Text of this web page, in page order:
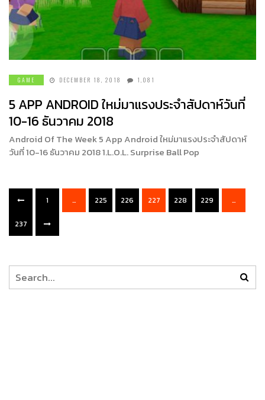
GAME DECEMBER 18, 2018 1,081
5 APP ANDROID ใหม่มาแรงประจำสัปดาห์วันที่
10-16 ธันวาคม 2018
Android Of The Week 5 App Android ใหม่มาแรงประจำสัปดาห์
วันที่ 10-16 ธันวาคม 2018 1.L.O.L. Surprise Ball Pop
1 … 225 226 227 228 229 …
237